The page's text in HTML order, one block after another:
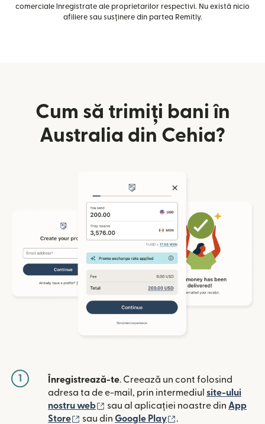
comerciale înregistrate ale proprietarilor respectivi. Nu există nicio
afiliere sau susținere din partea Remitly.
Cum să trimiți bani în
Australia din Cehia?
1 Înregistrează-te. Creează un cont folosind
adresa ta de e-mail, prin intermediul site-ului
nostru web
(se deschide într-o fereastră nouă)
sau al aplicației noastre din App
Store
(se deschide într-o fereastră nouă)
sau din Google Play .